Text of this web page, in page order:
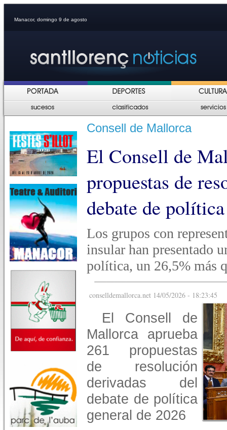
Manacor, domingo 9 de agosto
Consell de Mallorca
El Consell de
propuestas de
debate de
Los grupos con
insular han presentado
política, un 26,5% más
conselldemallorca.net 14/05/2026 - 18:23:45
El Consell de
Mallorca aprueba
261 propuestas
de resolución
derivadas del
debate de política
general de 2026